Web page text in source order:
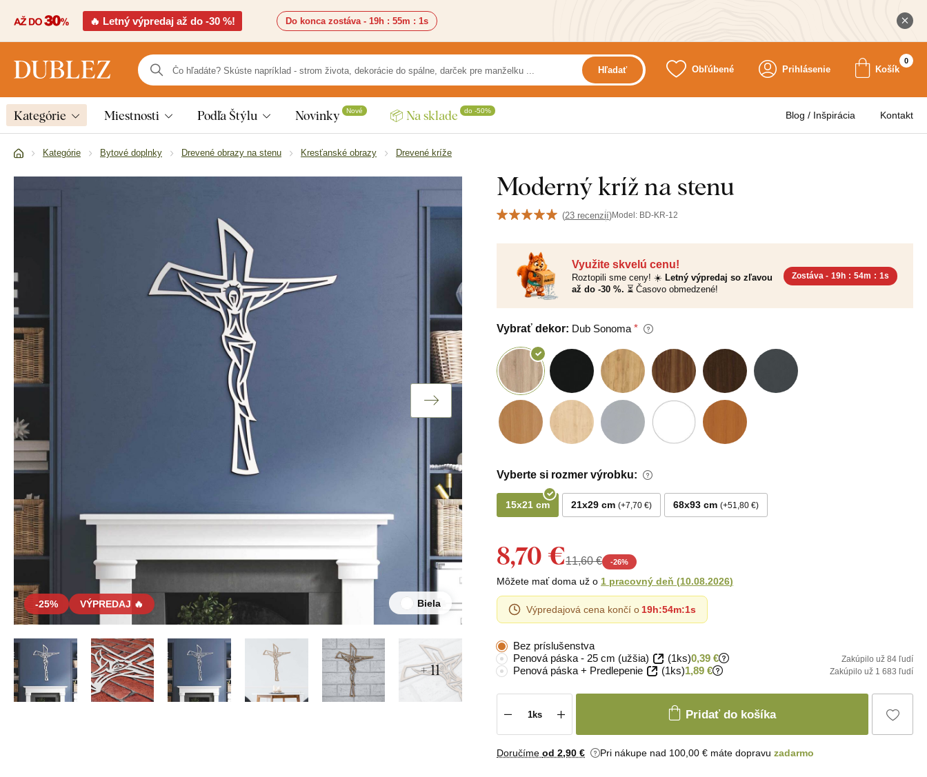
🔥 Letný výpredaj až do -30 %! Do konca zostáva - 19h : 54m : 59s
Hľadať Obľúbené Prihlásenie Košík
0
Kategórie Miestnosti Podľa Štýlu Novinky Nové 📦 Na sklade do -50% Blog / Inšpirácia Kontakt
Kategórie Bytové doplnky Drevené obrazy na stenu Kresťanské obrazy Drevené kríže
Moderný kríž na stenu
(23 recenzií)Model: BD-KR-12
-25% VÝPREDAJ 🔥 Biela
+ 11
Využite skvelú cenu!
Roztopili sme ceny! ☀️ Letný výpredaj so zľavou
až do -30 %. ⏳ Časovo obmedzené!
Zostáva - 19h : 54m : 0s
Vybrať dekor: Dub Sonoma
Vyberte si rozmer výrobku:
15x21 cm 21x29 cm +7,70 € 68x93 cm +51,80 €
8,70 €11,60 € -26%
Môžete mať doma už o 1 pracovný deň (10.08.2026)
Výpredajová cena končí o 19h:54m:0s
Bez príslušenstva
Penová páska - 25 cm (užšia)
(1ks)0,39 € Zakúpilo už 84 ľudí
Penová páska + Predlepenie (1ks)1,89 € Zakúpilo už 1 683 ľudí
Pridať do košíka
Doručíme od 2,90 € Pri nákupe nad 100,00 € máte dopravu zadarmo